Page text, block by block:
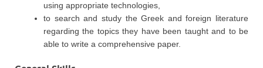
using appropriate technologies,
to search and study the Greek and foreign literature
regarding the topics they have been taught and to be
able to write a comprehensive paper.